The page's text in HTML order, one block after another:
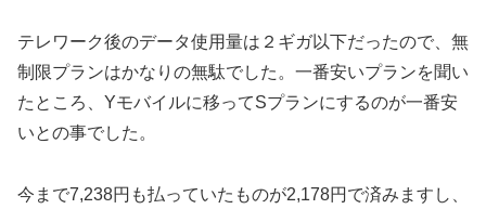
テレワーク後のデータ使用量は２ギガ以下だったので、無
制限プランはかなりの無駄でした。一番安いプランを聞い
たところ、Yモバイルに移ってSプランにするのが一番安
いとの事でした。
今まで7,238円も払っていたものが2,178円で済みますし、